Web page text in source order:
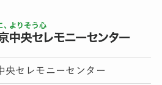
央セレモニーセンター